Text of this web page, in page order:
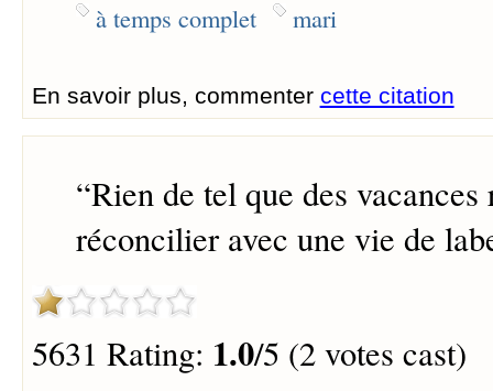
à temps complet mari
En savoir plus, commenter cette citation
“Rien de tel que des vacances
réconcilier avec une vie de
5631 Rating: 1.0/5 (2 votes cast)